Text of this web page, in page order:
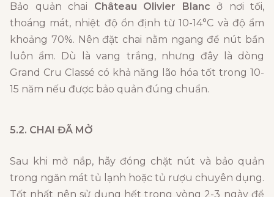
Bảo quản chai Château Olivier Blanc ở nơi tối,
thoáng mát, nhiệt độ ổn định từ 10-14°C và độ ẩm
khoảng 70%. Nên đặt chai nằm ngang để nút bần
luôn ẩm. Dù là vang trắng, nhưng đây là dòng
Grand Cru Classé có khả năng lão hóa tốt trong 10-
15 năm nếu được bảo quản đúng chuẩn.
5.2. CHAI ĐÃ MỞ
Sau khi mở nắp, hãy đóng chặt nút và bảo quản
trong ngăn mát tủ lạnh hoặc tủ rượu chuyên dụng.
Tốt nhất nên sử dụng hết trong vòng 2-3 ngày để